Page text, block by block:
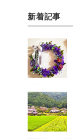
新着記事